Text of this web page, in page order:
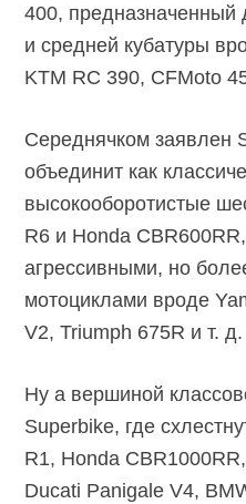
400, предназначенный
и средней кубатуры
KTM RC 390, CFMoto
Середнячком заявлен
объединит как
высокооборотистые
R6 и Honda
агрессивными, но
мотоциклами вроде
V2, Triumph 675R и т. д.
Ну а вершиной
Superbike, где
R1, Honda
Ducati Panigale V4,